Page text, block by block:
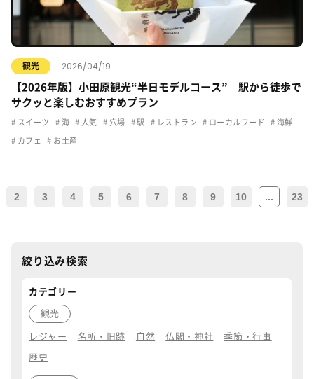
観光 2026/04/19
【2026年版】小田原観光“半日モデルコース”｜駅から徒歩で
サクッと楽しむおすすめプラン
スイーツ 海 人気 穴場 駅 レストラン ローカルフード 海鮮
カフェ お土産
2 3 4 5 6 7 8 9 10 ... 23
絞り込み検索
カテゴリー
観光
レジャー 名所・旧跡 自然 仏閣・神社 季節・行事
歴史